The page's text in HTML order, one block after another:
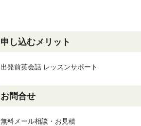
申し込むメリット
出発前英会話 レッスンサポート
お問合せ
無料メール相談・お見積